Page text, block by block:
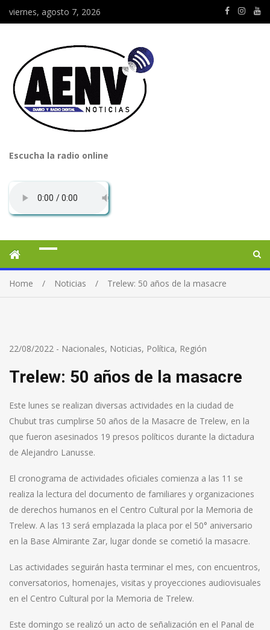
viernes, agosto 7, 2026
Escucha la radio online
Home Noticias Trelew: 50 años de la masacre
22/08/2022 - Nacionales, Noticias, Política, Región
Trelew: 50 años de la masacre
Este lunes se realizan diversas actividades en la ciudad de
Chubut tras cumplirse 50 años de la Masacre de Trelew, en la
que fueron asesinados 19 presos políticos durante la dictadura
de Alejandro Lanusse.
El cronograma de actividades oficiales comienza a las 11 se
realiza la lectura del documento de familiares y organizaciones
de derechos humanos en el Centro Cultural por la Memoria de
Trelew. A las 13 será emplazada la placa por el 50° aniversario
en la Base Almirante Zar, lugar donde se cometió la masacre.
Las actividades seguirán hasta terminar el mes, con encuentros,
conversatorios, homenajes, visitas y proyecciones audiovisuales
en el Centro Cultural por la Memoria de Trelew.
Este domingo se realizó un acto de señalización en el Panal de